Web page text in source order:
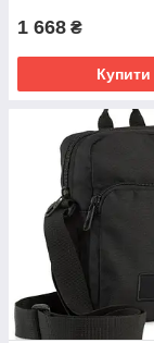
1 668 ₴
Купити